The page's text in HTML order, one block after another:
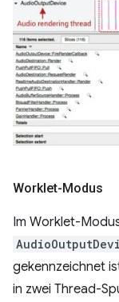
Worklet-Modus
Im Worklet-
gekennzeichnet
in zwei Thread-